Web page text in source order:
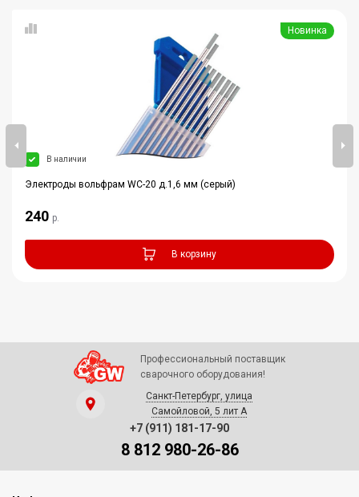
Новинка
В наличии
Электроды вольфрам WC-20 д.1,6 мм (серый)
240 р.
В корзину
Профессиональный поставщик
сварочного оборудования!
Санкт-Петербург, улица
Самойловой, 5 лит А
+7 (911) 181-17-90
8 812 980-26-86